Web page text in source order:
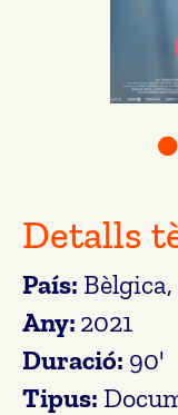
Detalls
País:
Any: 2021
Duració: 90'
Tipus: